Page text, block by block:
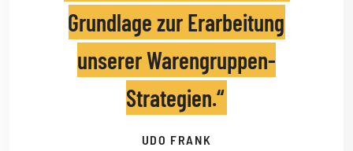
Grundlage zur Erarbeitung
unserer Warengruppen-
Strategien.
UDO FRANK